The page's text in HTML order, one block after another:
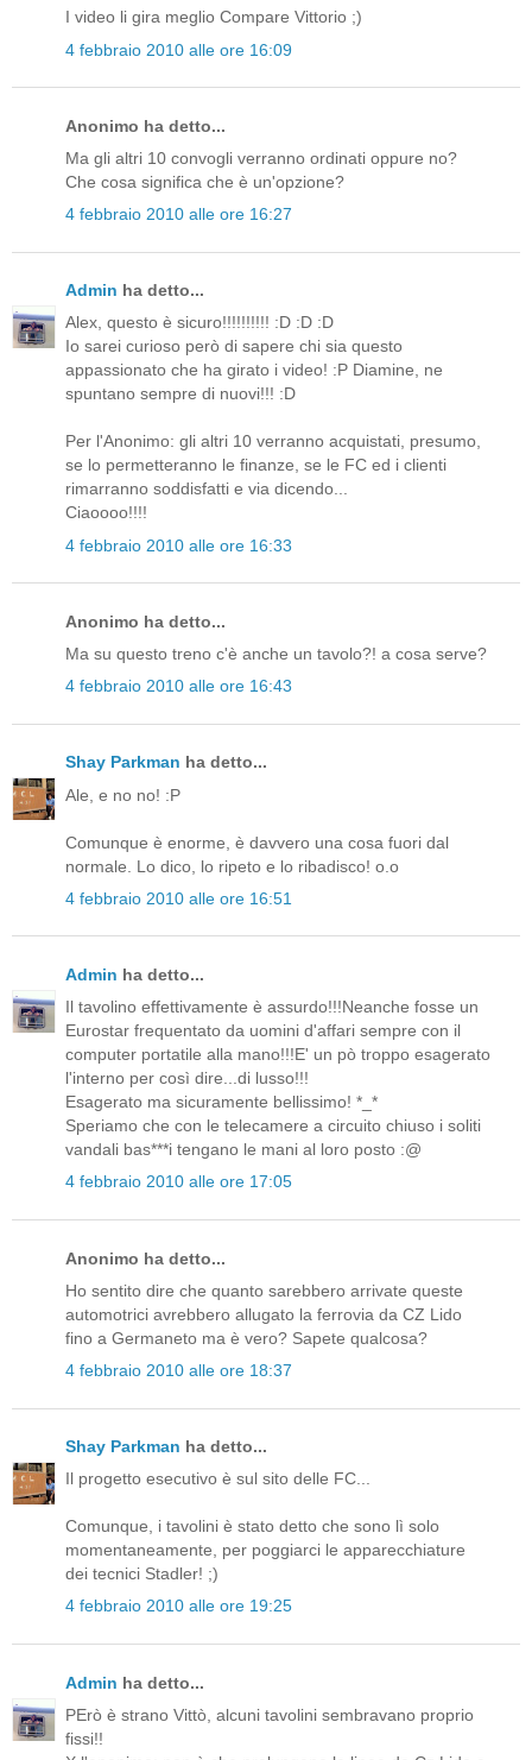
I video li gira meglio Compare Vittorio ;)
4 febbraio 2010 alle ore 16:09
Anonimo ha detto...
Ma gli altri 10 convogli verranno ordinati oppure no?
Che cosa significa che è un'opzione?
4 febbraio 2010 alle ore 16:27
Admin ha detto...
Alex, questo è sicuro!!!!!!!!!! :D :D :D
Io sarei curioso però di sapere chi sia questo
appassionato che ha girato i video! :P Diamine, ne
spuntano sempre di nuovi!!! :D
Per l'Anonimo: gli altri 10 verranno acquistati, presumo,
se lo permetteranno le finanze, se le FC ed i clienti
rimarranno soddisfatti e via dicendo...
Ciaoooo!!!!
4 febbraio 2010 alle ore 16:33
Anonimo ha detto...
Ma su questo treno c'è anche un tavolo?! a cosa serve?
4 febbraio 2010 alle ore 16:43
Shay Parkman ha detto...
Ale, e no no! :P
Comunque è enorme, è davvero una cosa fuori dal
normale. Lo dico, lo ripeto e lo ribadisco! o.o
4 febbraio 2010 alle ore 16:51
Admin ha detto...
Il tavolino effettivamente è assurdo!!!Neanche fosse un
Eurostar frequentato da uomini d'affari sempre con il
computer portatile alla mano!!!E' un pò troppo esagerato
l'interno per così dire...di lusso!!!
Esagerato ma sicuramente bellissimo! *_*
Speriamo che con le telecamere a circuito chiuso i soliti
vandali bas***i tengano le mani al loro posto :@
4 febbraio 2010 alle ore 17:05
Anonimo ha detto...
Ho sentito dire che quanto sarebbero arrivate queste
automotrici avrebbero allugato la ferrovia da CZ Lido
fino a Germaneto ma è vero? Sapete qualcosa?
4 febbraio 2010 alle ore 18:37
Shay Parkman ha detto...
Il progetto esecutivo è sul sito delle FC...
Comunque, i tavolini è stato detto che sono lì solo
momentaneamente, per poggiarci le apparecchiature
dei tecnici Stadler! ;)
4 febbraio 2010 alle ore 19:25
Admin ha detto...
PErò è strano Vittò, alcuni tavolini sembravano proprio
fissi!!